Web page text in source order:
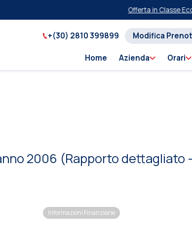
Offerta in Classe
+(30) 2810 399899 Modifica
Home Azienda Orari
2006 (Rapporto dettagliato
Informazioni Finanziarie